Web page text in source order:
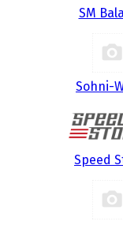
SM
Sohni-
Speed